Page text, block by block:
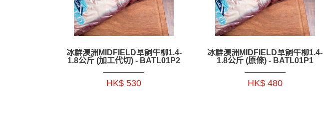
冰鮮澳洲MIDFIELD草飼牛柳1.4-
1.8公斤 (加工代切) - BATL01P2
HK$ 530
冰鮮澳洲MIDFIELD草飼牛柳1.4-
1.8公斤 (原條) - BATL01P1
HK$ 480